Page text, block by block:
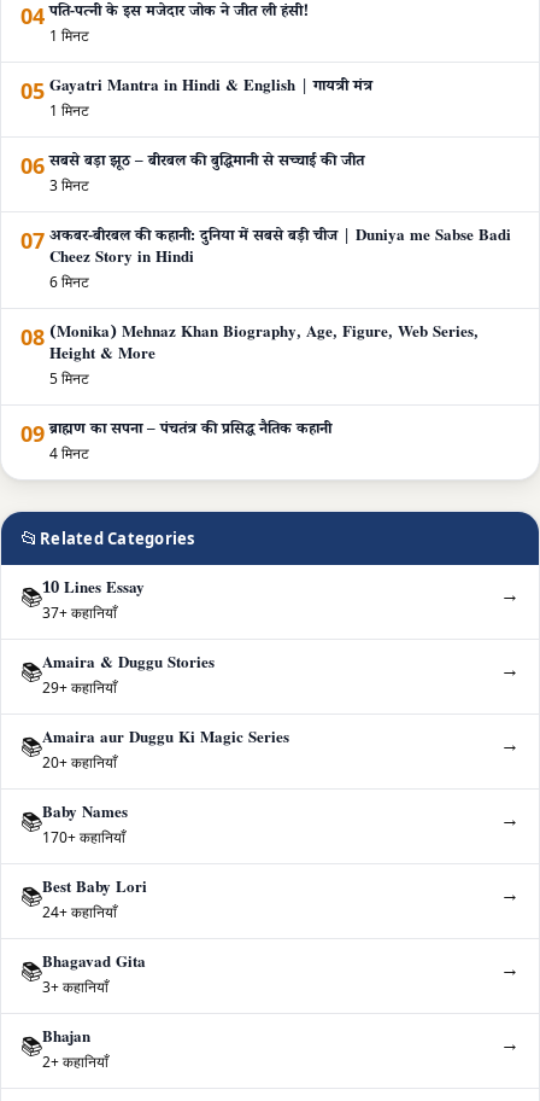
04 पति-पत्नी के इस मजेदार जोक ने जीत ली हंसी!
1 मिनट
05 Gayatri Mantra in Hindi & English | गायत्री मंत्र
1 मिनट
06 सबसे बड़ा झूठ – बीरबल की बुद्धिमानी से सच्चाई की जीत
3 मिनट
07 अकबर-बीरबल की कहानी: दुनिया में सबसे बड़ी चीज | Duniya me Sabse Badi
Cheez Story in Hindi
6 मिनट
08 (Monika) Mehnaz Khan Biography, Age, Figure, Web Series,
Height & More
5 मिनट
09 ब्राह्मण का सपना – पंचतंत्र की प्रसिद्ध नैतिक कहानी
4 मिनट
📂 Related Categories
📚10 Lines Essay
37+ कहानियाँ
→
📚Amaira & Duggu Stories
29+ कहानियाँ
→
📚Amaira aur Duggu Ki Magic Series
20+ कहानियाँ
→
📚Baby Names
170+ कहानियाँ
→
📚Best Baby Lori
24+ कहानियाँ
→
📚Bhagavad Gita
3+ कहानियाँ
→
📚Bhajan
2+ कहानियाँ
→